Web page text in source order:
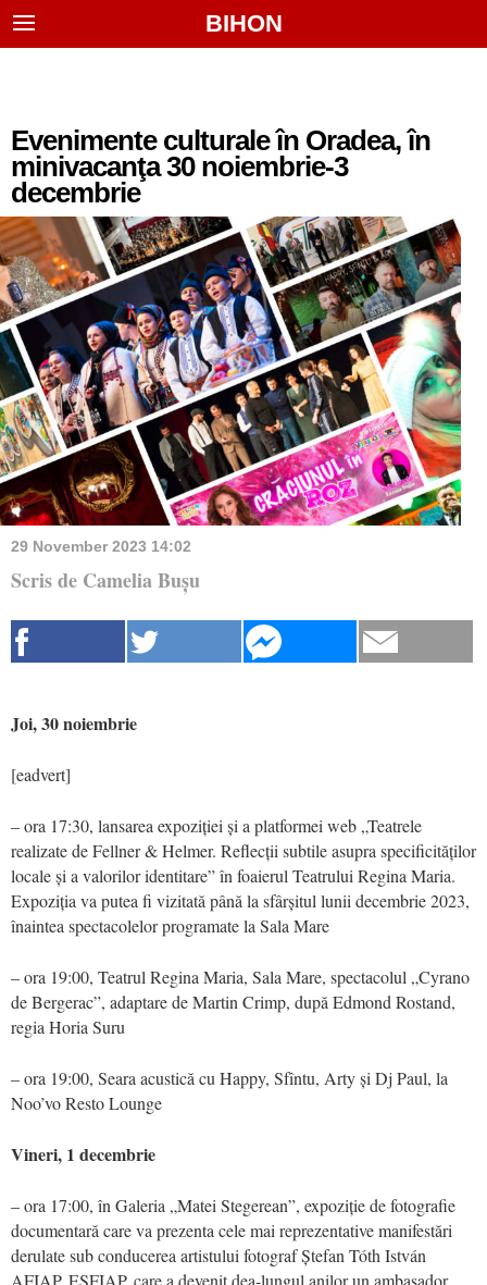
BIHON
Evenimente culturale în Oradea, în
minivacanţa 30 noiembrie-3
decembrie
29 November 2023 14:02
Scris de Camelia Bușu
Joi, 30 noiembrie
[eadvert]
– ora 17:30, lansarea expoziției și a platformei web „Teatrele
realizate de Fellner & Helmer. Reflecții subtile asupra specificităților
locale și a valorilor identitare” în foaierul Teatrului Regina Maria.
Expoziția va putea fi vizitată până la sfârșitul lunii decembrie 2023,
înaintea spectacolelor programate la Sala Mare
– ora 19:00, Teatrul Regina Maria, Sala Mare, spectacolul „Cyrano
de Bergerac”, adaptare de Martin Crimp, după Edmond Rostand,
regia Horia Suru
– ora 19:00, Seara acustică cu Happy, Sfîntu, Arty și Dj Paul, la
Noo’vo Resto Lounge
Vineri, 1 decembrie
– ora 17:00, în Galeria „Matei Stegerean”, expoziție de fotografie
documentară care va prezenta cele mai reprezentative manifestări
derulate sub conducerea artistului fotograf Ștefan Tóth István
AFIAP, ESFIAP, care a devenit dea-lungul anilor un ambasador